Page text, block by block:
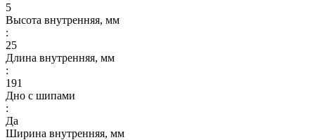
5
Высота внутренняя, мм
:
25
Длина внутренняя, мм
:
191
Дно с шипами
:
Да
Ширина внутренняя, мм